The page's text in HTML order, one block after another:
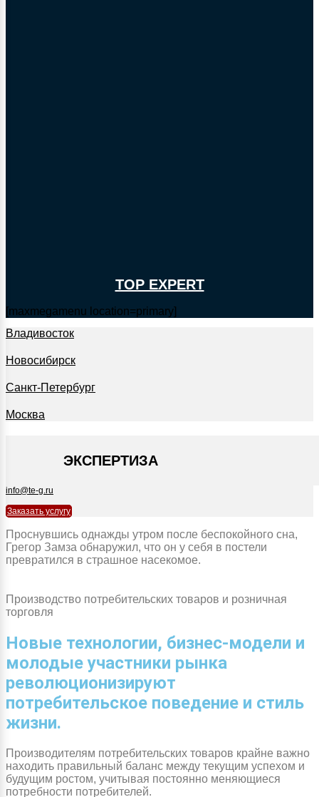
TOP EXPERT
[maxmegamenu location=primary]
Владивосток
Новосибирск
Санкт-Петербург
Москва
ЭКСПЕРТИЗА
info@te-g.ru
Заказать услугу
Проснувшись однажды утром после беспокойного сна,
Грегор Замза обнаружил, что он у себя в постели
превратился в страшное насекомое.
Производство потребительских товаров и розничная
торговля
Новые технологии, бизнес-модели и
молодые участники рынка
революционизируют
потребительское поведение и стиль
жизни.
Производителям потребительских товаров крайне важно
находить правильный баланс между текущим успехом и
будущим ростом, учитывая постоянно меняющиеся
потребности потребителей.